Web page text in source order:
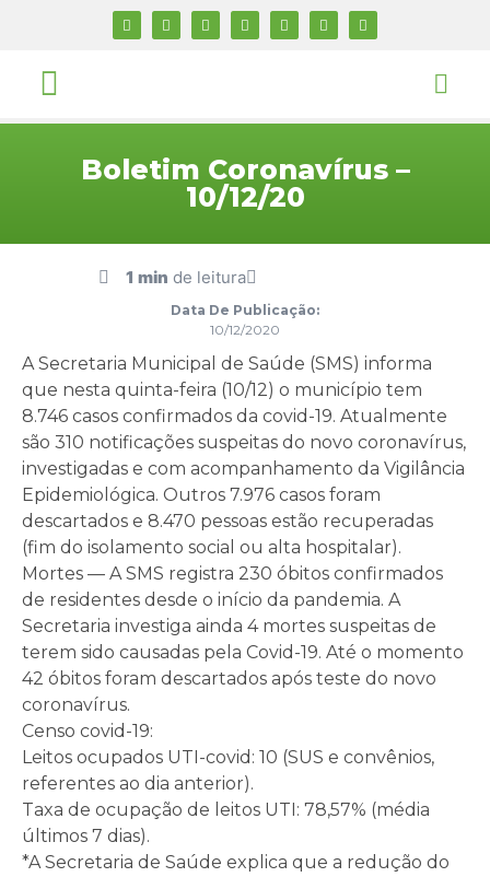
Boletim Coronavírus –
10/12/20
1 min de leitura
Data De Publicação:
10/12/2020
A Secretaria Municipal de Saúde (SMS) informa
que nesta quinta-feira (10/12) o município tem
8.746 casos confirmados da covid-19. Atualmente
são 310 notificações suspeitas do novo coronavírus,
investigadas e com acompanhamento da Vigilância
Epidemiológica. Outros 7.976 casos foram
descartados e 8.470 pessoas estão recuperadas
(fim do isolamento social ou alta hospitalar).
Mortes — A SMS registra 230 óbitos confirmados
de residentes desde o início da pandemia. A
Secretaria investiga ainda 4 mortes suspeitas de
terem sido causadas pela Covid-19. Até o momento
42 óbitos foram descartados após teste do novo
coronavírus.
Censo covid-19:
Leitos ocupados UTI-covid: 10 (SUS e convênios,
referentes ao dia anterior).
Taxa de ocupação de leitos UTI: 78,57% (média
últimos 7 dias).
*A Secretaria de Saúde explica que a redução do